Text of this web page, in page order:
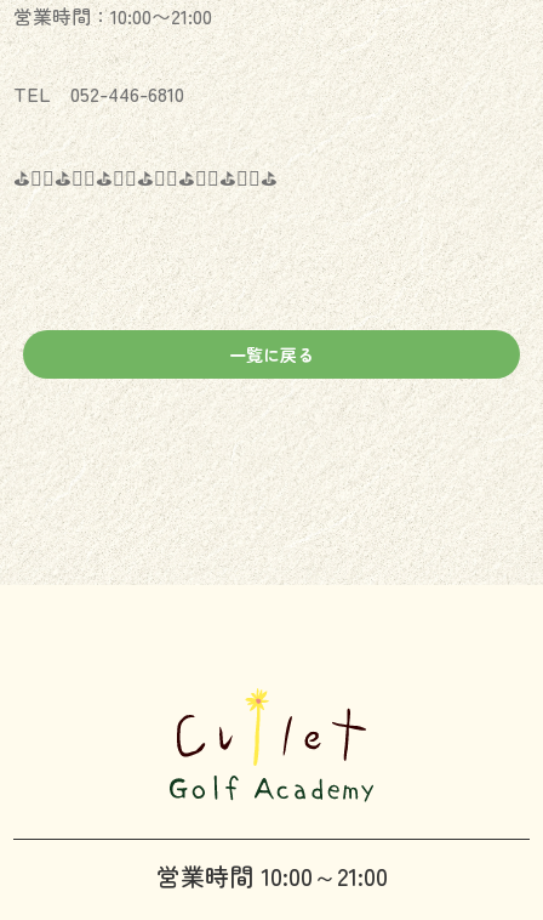
営業時間：10:00〜21:00
TEL 052-446-6810
⛳️🏌️‍♂️⛳️🏌️‍♀️⛳️🏌️‍♂️⛳️🏌️‍♀️⛳️🏌️‍♂️⛳️🏌️‍♀️⛳️
一覧に戻る
営業時間 10:00～21:00